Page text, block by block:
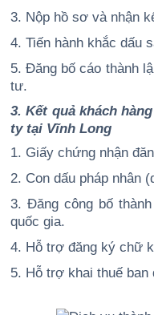
3. Nộp hồ sơ và nhận
4. Tiến hành khắc dấu
5. Đăng bố cáo thành
tư.
3. Kết quả khách
ty tại Vĩnh Long
1. Giấy chứng nhận
2. Con dấu pháp nhân
3. Đăng công bố
quốc gia.
4. Hỗ trợ đăng ký chữ
5. Hỗ trợ khai thuế